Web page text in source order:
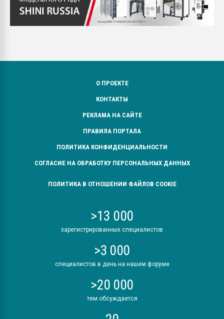
О ПРОЕКТЕ
КОНТАКТЫ
РЕКЛАМА НА САЙТЕ
ПРАВИЛА ПОРТАЛА
ПОЛИТИКА КОНФИДЕНЦИАЛЬНОСТИ
СОГЛАСИЕ НА ОБРАБОТКУ ПЕРСОНАЛЬНЫХ ДАННЫХ
ПОЛИТИКА В ОТНОШЕНИИ ФАЙЛОВ COOKIE
>13 000
зарегистрированных специалистов
>3 000
специалистов в день на нашем форуме
>20 000
тем обсуждается